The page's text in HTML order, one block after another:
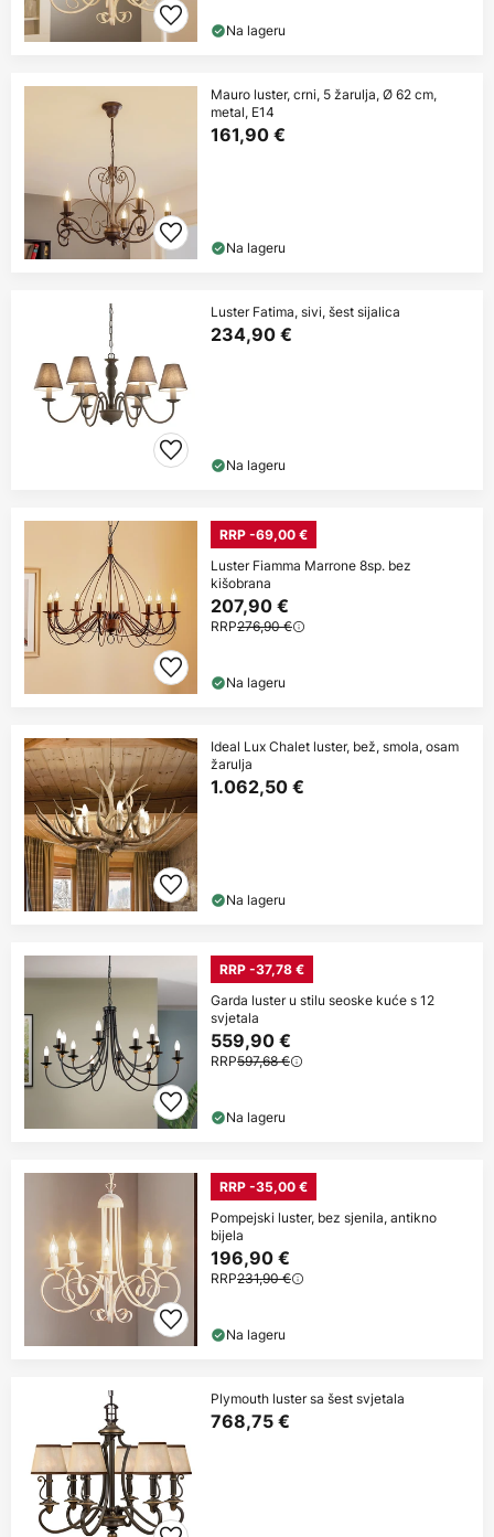
Na lageru
Mauro luster, crni, 5 žarulja, Ø 62 cm,
metal, E14
161,90 €
Na lageru
Luster Fatima, sivi, šest sijalica
234,90 €
Na lageru
RRP -69,00 €
Luster Fiamma Marrone 8sp. bez
kišobrana
207,90 €
RRP276,90 €
Na lageru
Ideal Lux Chalet luster, bež, smola, osam
žarulja
1.062,50 €
Na lageru
RRP -37,78 €
Garda luster u stilu seoske kuće s 12
svjetala
559,90 €
RRP597,68 €
Na lageru
RRP -35,00 €
Pompejski luster, bez sjenila, antikno
bijela
196,90 €
RRP231,90 €
Na lageru
Plymouth luster sa šest svjetala
768,75 €